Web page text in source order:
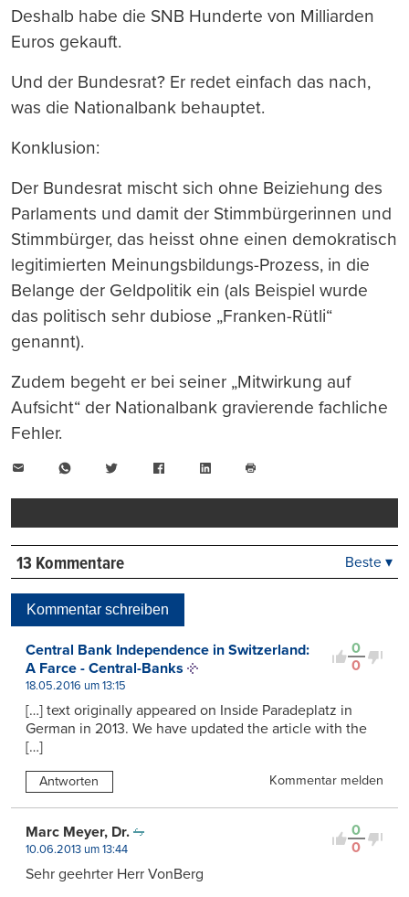
Deshalb habe die SNB Hunderte von Milliarden
Euros gekauft.
Und der Bundesrat? Er redet einfach das nach,
was die Nationalbank behauptet.
Konklusion:
Der Bundesrat mischt sich ohne Beiziehung des
Parlaments und damit der Stimmbürgerinnen und
Stimmbürger, das heisst ohne einen demokratisch
legitimierten Meinungsbildungs-Prozess, in die
Belange der Geldpolitik ein (als Beispiel wurde
das politisch sehr dubiose „Franken-Rütli“
genannt).
Zudem begeht er bei seiner „Mitwirkung auf
Aufsicht“ der Nationalbank gravierende fachliche
Fehler.
WhatsAppTwitter FacebookLinkedIn
drucken
13 Kommentare Beste ▾
Kommentar schreiben
0
0
Central Bank Independence in Switzerland:
A Farce - Central-Banks
18.05.2016 um 13:15
[…] text originally appeared on Inside Paradeplatz in
German in 2013. We have updated the article with the
[…]
Antworten Kommentar melden
0
0
Marc Meyer, Dr.
10.06.2013 um 13:44
Sehr geehrter Herr VonBerg